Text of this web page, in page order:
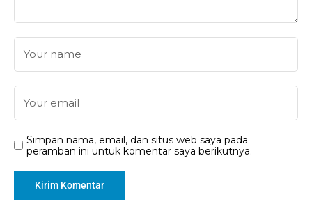
Simpan nama, email, dan situs web saya pada
peramban ini untuk komentar saya berikutnya.